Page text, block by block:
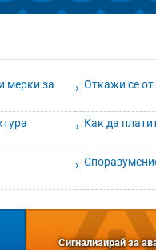
мерки за
Откажи се от
Как да
Сигнализирай за